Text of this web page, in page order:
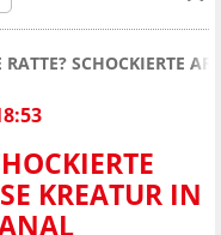
RATTE? SCHOCKIERTE
KREATUR IN